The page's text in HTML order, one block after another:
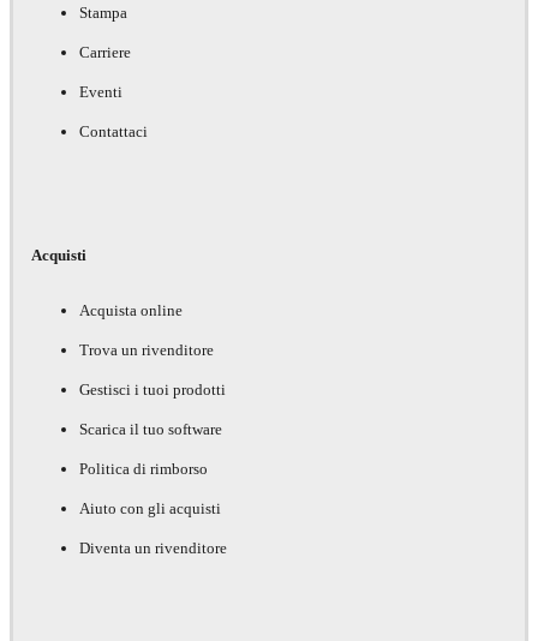
Stampa
Carriere
Eventi
Contattaci
Acquisti
Acquista online
Trova un rivenditore
Gestisci i tuoi prodotti
Scarica il tuo software
Politica di rimborso
Aiuto con gli acquisti
Diventa un rivenditore